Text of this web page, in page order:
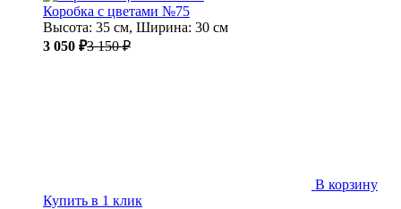
Коробка с цветами №75
Высота: 35 см, Ширина: 30 см
3 050 ₽3 150 ₽
В корзину
Купить в 1 клик